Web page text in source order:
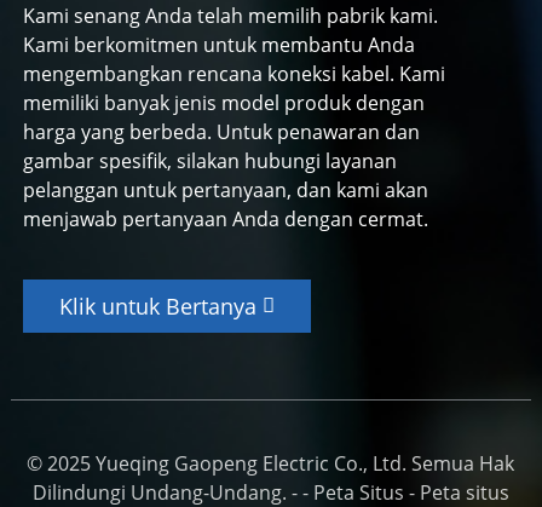
Kami senang Anda telah memilih pabrik kami.
Kami berkomitmen untuk membantu Anda
mengembangkan rencana koneksi kabel. Kami
memiliki banyak jenis model produk dengan
harga yang berbeda. Untuk penawaran dan
gambar spesifik, silakan hubungi layanan
pelanggan untuk pertanyaan, dan kami akan
menjawab pertanyaan Anda dengan cermat.
Klik untuk Bertanya
© 2025 Yueqing Gaopeng Electric Co., Ltd. Semua Hak
Dilindungi Undang-Undang. - - Peta Situs - Peta situs